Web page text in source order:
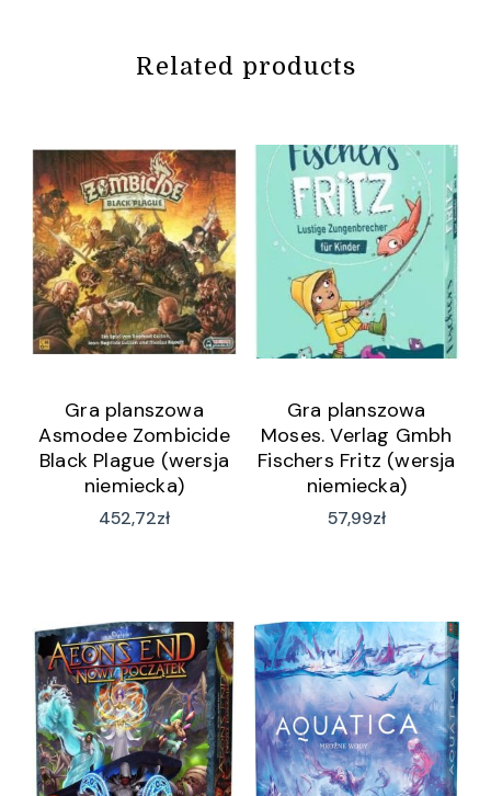
Related products
Gra planszowa
Asmodee Zombicide
Black Plague (wersja
niemiecka)
452,72zł
Gra planszowa
Moses. Verlag Gmbh
Fischers Fritz (wersja
niemiecka)
57,99zł